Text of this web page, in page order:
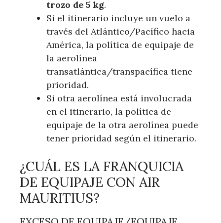
trozo de 5 kg.
Si el itinerario incluye un vuelo a
través del Atlántico/Pacífico hacia
América, la política de equipaje de
la aerolínea
transatlántica/transpacífica tiene
prioridad.
Si otra aerolínea está involucrada
en el itinerario, la política de
equipaje de la otra aerolínea puede
tener prioridad según el itinerario.
¿CUÁL ES LA FRANQUICIA
DE EQUIPAJE CON AIR
MAURITIUS?